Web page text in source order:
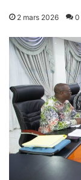
2 mars 2026 0